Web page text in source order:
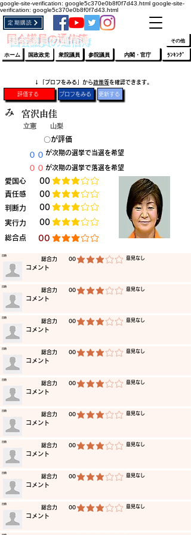
google-site-verification: google5c370e0b8f0f7d43.html google-site-
verification: google5c370e0b8f0f7d43.html
​国会議員の通信簿
定期購読
ホーム 国政政党 衆院議員 参院議員 ﾗﾝｷﾝｸﾞ
内閣・官庁
その他
​↓「プロフをみる」から政策等を確認できます。
評価する プロフをみる 更新する
み 宮沢由佳
立憲 山梨
​〇​
​００
​００
​が評価
​愛国心 ​00
​が次期の選挙で当選を希望
​が次期の選挙で落選を希望
平均評価 3 /5
​責任感 ​00 平均評価 3 /5
​判断力 ​00 平均評価 3 /5
​実行力 ​00 平均評価 3 /5
​総合点 ​00 平均評価 3 /5
​総合力 00 平均評価 3 /5 ​意見なし
​日時
​コメント
​総合力 00 平均評価 3 /5 ​意見なし
​日時
​コメント
​総合力 00 平均評価 3 /5 ​意見なし
​日時
​コメント
​総合力 00 平均評価 3 /5 ​意見なし
​日時
​コメント
​総合力 00 平均評価 3 /5 ​意見なし
​日時
​コメント
​総合力 00 平均評価 3 /5 ​意見なし
​日時
​コメント
​総合力 00 平均評価 3 /5 ​意見なし
​日時
​コメント
​総合力 00 平均評価 3 /5 ​意見なし
​日時
​コメント
​総合力 00 平均評価 3 /5 ​意見なし
​日時
​コメント